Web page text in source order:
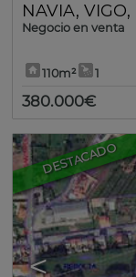
NAVIA, VIGO,
Negocio en venta
110m² 1
380.000€
DESTACADO
<